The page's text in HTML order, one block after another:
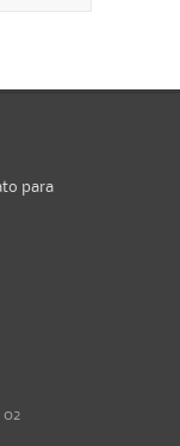
para
02